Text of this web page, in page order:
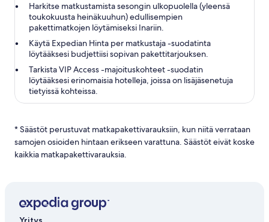
Harkitse matkustamista sesongin ulkopuolella (yleensä
toukokuusta heinäkuuhun) edullisempien
pakettimatkojen löytämiseksi Inariin.
Käytä Expedian Hinta per matkustaja -suodatinta
löytääksesi budjettiisi sopivan pakettitarjouksen.
Tarkista VIP Access -majoituskohteet -suodatin
löytääksesi erinomaisia hotelleja, joissa on lisäjäsenetuja
tietyissä kohteissa.
* Säästöt perustuvat matkapakettivarauksiin, kun niitä verrataan
samojen osioiden hintaan erikseen varattuna. Säästöt eivät koske
kaikkia matkapakettivarauksia.